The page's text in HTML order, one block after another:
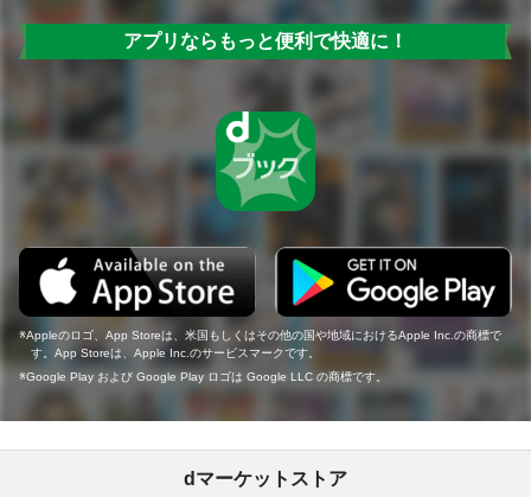
アプリならもっと便利で快適に！
Appleのロゴ、App Storeは、米国もしくはその他の国や地域におけるApple Inc.の商標で
す。App Storeは、Apple Inc.のサービスマークです。
Google Play および Google Play ロゴは Google LLC の商標です。
dマーケットストア